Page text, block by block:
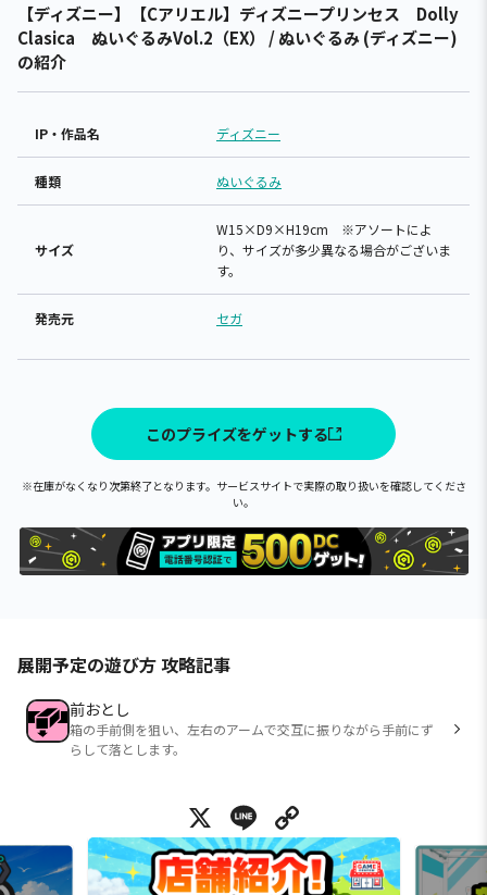
【ディズニー】【Cアリエル】ディズニープリンセス Dolly
Clasica ぬいぐるみVol.2（EX） / ぬいぐるみ (ディズニー)
の紹介
IP・作品名 ディズニー
種類 ぬいぐるみ
サイズ
W15×D9×H19cm ※アソートによ
り、サイズが多少異なる場合がございま
す。
発売元 セガ
このプライズをゲットする
※在庫がなくなり次第終了となります。サービスサイトで実際の取り扱いを確認してくださ
い。
展開予定の遊び方 攻略記事
前おとし
箱の手前側を狙い、左右のアームで交互に振りながら手前にず
らして落とします。
X Line